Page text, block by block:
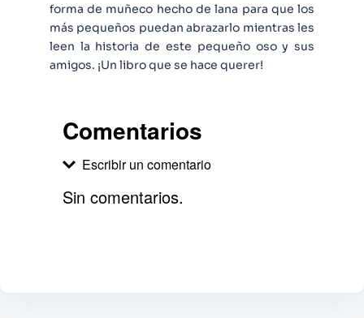
forma de muñeco hecho de lana para que los
más pequeños puedan abrazarlo mientras les
leen la historia de este pequeño oso y sus
amigos. ¡Un libro que se hace querer!
Comentarios
Escribir un comentario
Sin comentarios.